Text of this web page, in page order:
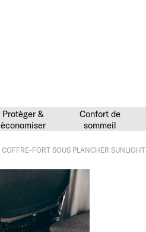
Protèger &
èconomiser
Confort de
sommeil
COFFRE-FORT SOUS PLANCHER SUNLIGHT